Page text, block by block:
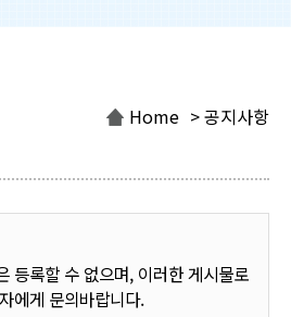
Home > 공지사항
등록할 수 없으며, 이러한 게시물로
에게 문의바랍니다.